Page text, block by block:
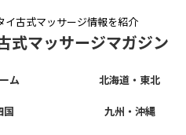
イ古式マッサージ情報を紹介
式マッサージマガジン
ム 北海道・東北
国 九州・沖縄